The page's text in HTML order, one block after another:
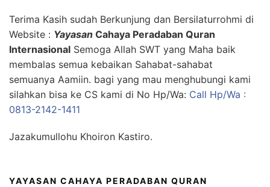
Terima Kasih sudah Berkunjung dan Bersilaturrohmi di
Website : Yayasan Cahaya Peradaban Quran
Internasional Semoga Allah SWT yang Maha baik
membalas semua kebaikan Sahabat-sahabat
semuanya Aamiin. bagi yang mau menghubungi kami
silahkan bisa ke CS kami di No Hp/Wa: Call Hp/Wa :
0813-2142-1411
Jazakumullohu Khoiron Kastiro.
YAYASAN CAHAYA PERADABAN QURAN